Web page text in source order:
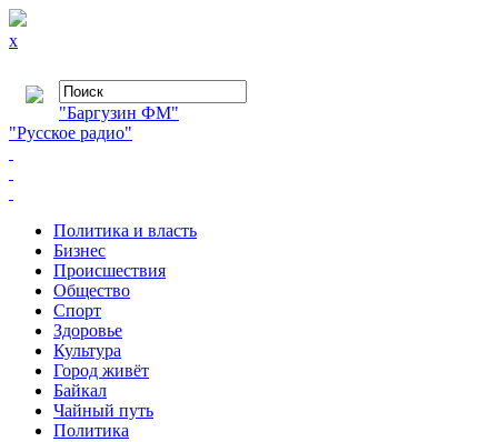
x
"Баргузин ФМ"
"Русское радио"
Политика и власть
Бизнес
Происшествия
Общество
Cпорт
Здоровье
Культура
Город живёт
Байкал
Чайный путь
Политика